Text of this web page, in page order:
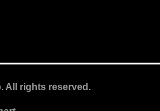
All rights reserved.